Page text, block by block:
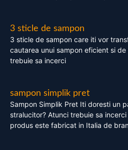
3 sticle de sampon
3 sticle de sampon care iti vor
cautarea unui sampon eficient si
trebuie sa incerci
sampon simplik pret
Sampon Simplik Pret Iti doresti un
stralucitor? Atunci trebuie sa
produs este fabricat in Italia de